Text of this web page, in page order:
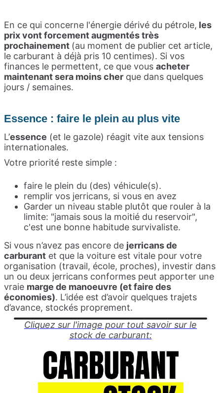
En ce qui concerne l'énergie dérivé du pétrole, les
prix vont forcement augmentés très
prochainement (au moment de publier cet article,
le carburant à déjà pris 10 centimes). Si vos
finances le permettent, ce que vous acheter
maintenant sera moins cher que dans quelques
jours / semaines.
Essence : faire le plein au plus vite
L’essence (et le gazole) réagit vite aux tensions
internationales.
Votre priorité reste simple :
faire le plein du (des) véhicule(s).
remplir vos jerricans, si vous en avez
Garder un niveau stable plutôt que rouler à la
limite: "jamais sous la moitié du reservoir",
c'est une bonne habitude survivaliste.
Si vous n’avez pas encore de jerricans de
carburant et que la voiture est vitale pour votre
organisation (travail, école, proches), investir dans
un ou deux jerricans conformes peut apporter une
vraie marge de manoeuvre (et faire des
économies). L’idée est d’avoir quelques trajets
d’avance, stockés proprement.
Cliquez sur l'image pour tout savoir sur le
stock de carburant: